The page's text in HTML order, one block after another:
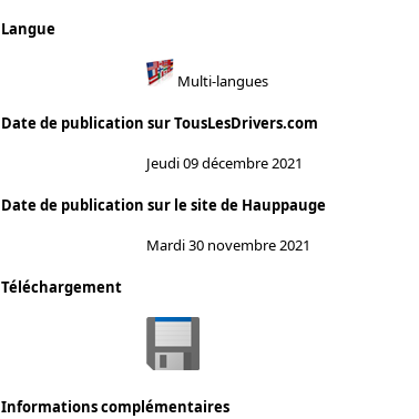
Langue
Multi-langues
Date de publication sur TousLesDrivers.com
Jeudi 09 décembre 2021
Date de publication sur le site de Hauppauge
Mardi 30 novembre 2021
Téléchargement
Informations complémentaires